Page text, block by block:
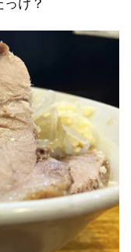
け？